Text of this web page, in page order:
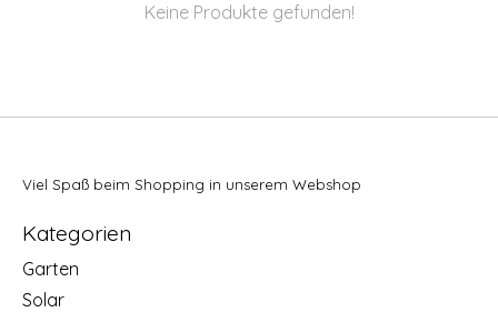
Keine Produkte gefunden!
Viel Spaß beim Shopping in unserem Webshop
Kategorien
Garten
Solar